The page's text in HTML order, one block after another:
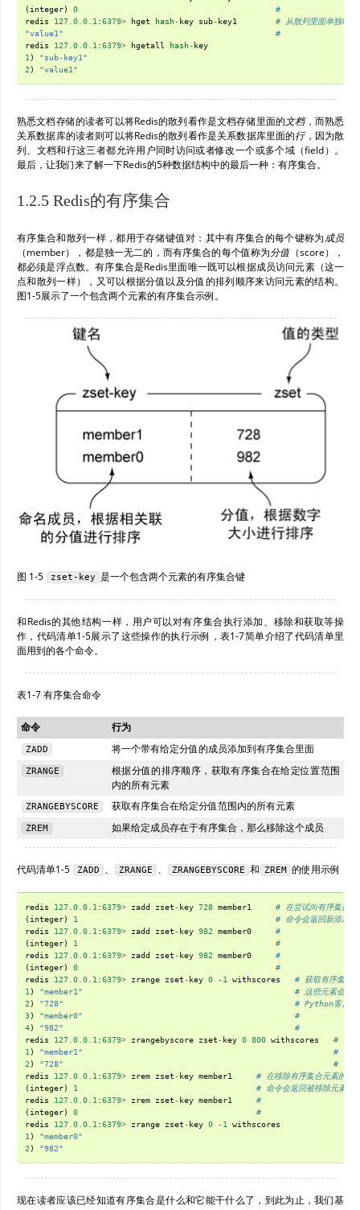
(integer) 0
#
redis
127.0.0.1 :6379> hget hash- key sub- key1
# 从散列里面单独取出
"value1"
#
redis
127.0.0.1 :6379> hgetall hash- key
1 )
"sub-key1"
2 ) "value1"
熟悉文档存储的读者可以将Redis的散列看作是文档存储里面的文档，而熟悉
关系数据库的读者则可以将Redis的散列看作是关系数据库里面的行，因为散
列、文档和行这三者都允许用户同时访问或者修改一个或多个域（field）。
最后，让我们来了解一下Redis的5种数据结构中的最后一种：有序集合。
1.2.5 Redis的有序集合
有序集合和散列一样，都用于存储键值对：其中有序集合的每个键称为成员
（member），都是独一无二的，而有序集合的每个值称为分值（score），
都必须是浮点数。有序集合是Redis里面唯一既可以根据成员访问元素（这一
点和散列一样），又可以根据分值以及分值的排列顺序来访问元素的结构。
图1-5展示了一个包含两个元素的有序集合示例。
图 1-5 zset-key 是一个包含两个元素的有序集合键
和Redis的其他结构一样，用户可以对有序集合执行添加、移除和获取等操
作，代码清单1-5展示了这些操作的执行示例，表1-7简单介绍了代码清单里
面用到的各个命令。
表1-7 有序集合命令
命令 行为
ZADD 将一个带有给定分值的成员添加到有序集合里面
ZRANGE
根据分值的排序顺序，获取有序集合在给定位置范围
内的所有元素
ZRANGEBYSCORE 获取有序集合在给定分值范围内的所有元素
ZREM 如果给定成员存在于有序集合，那么移除这个成员
代码清单1-5 ZADD 、 ZRANGE 、 ZRANGEBYSCORE 和 ZREM 的使用示例
redis 127.0.0.1 :6379> zadd zset- key 728 member1
# 在尝试向有序集合添
(integer) 1
# 命令会返回新添加元
redis
127.0.0.1 :6379> zadd zset- key 982 member0
#
(integer) 1
#
redis
127.0.0.1 :6379> zadd zset- key 982 member0
#
(integer) 0
#
redis
127.0.0.1 :6379> zrange zset- key 0 -1 withscores
# 获取有序集合
1 ) "member1"
# 这些元素会按
2 ) "728"
# Python客户端
3) "member0"
#
4) "982"
#
redis
127.0.0.1 :6379> zrangebyscore zset- key 0 800 withscores
# 也可
1 ) "member1"
#
2 ) "728"
#
redis
127.0.0.1 :6379> zrem zset- key member1
# 在移除有序集合元素的时
(integer) 1
# 命令会返回被移除元素的
redis
127.0.0.1 :6379> zrem zset- key member1
#
(integer) 0
#
redis
127.0.0.1 :6379> zrange zset- key 0 -1
withscores
1 )
"member0"
2 ) "982"
现在读者应该已经知道有序集合是什么和它能干什么了，到此为止，我们基